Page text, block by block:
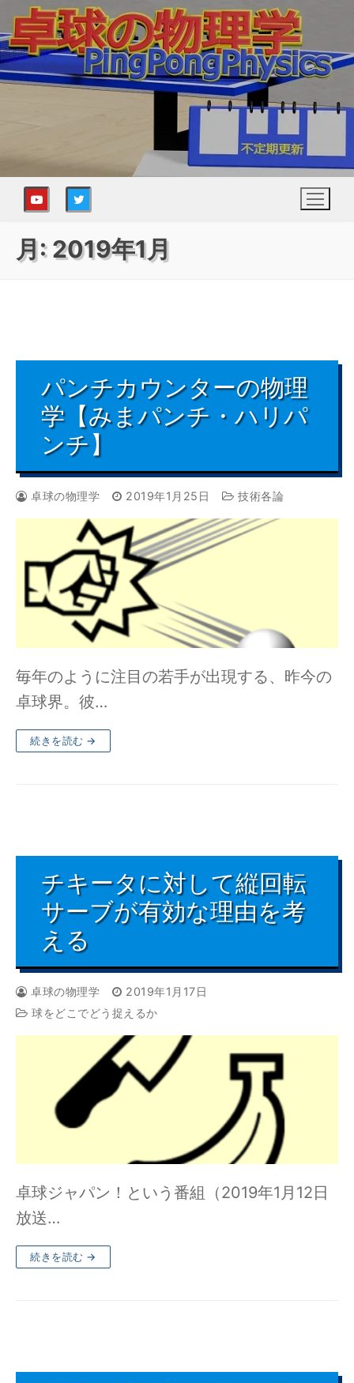
コ
ン
テ
ン
月:2019年1月
パンチカウンターの物理
学【みまパンチ・ハリパ
ンチ】
卓球の物理学 2019年1月25日 技術各論
毎年のように注目の若手が出現する、昨今の
卓球界。彼…
続きを読む →
チキータに対して縦回転
サーブが有効な理由を考
える
卓球の物理学
2019年1月17日
球をどこでどう捉えるか
卓球ジャパン！という番組（2019年1月12日
放送…
続きを読む →